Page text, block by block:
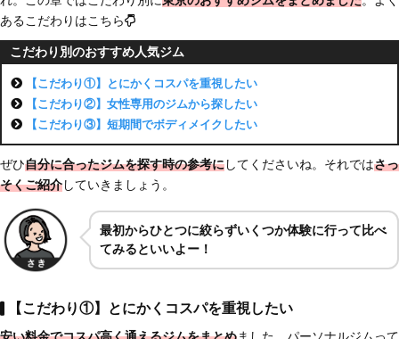
あるこだわりはこちら
こだわり別のおすすめ人気ジム
【こだわり①】とにかくコスパを重視したい
【こだわり②】女性専用のジムから探したい
【こだわり③】短期間でボディメイクしたい
ぜひ自分に合ったジムを探す時の参考にしてくださいね。それではさっ
そくご紹介していきましょう。
最初からひとつに絞らずいくつか体験に行って比べ
てみるといいよー！
【こだわり①】とにかくコスパを重視したい